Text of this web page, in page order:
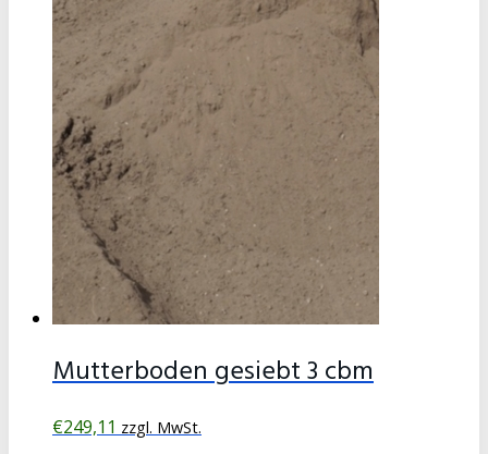
Mutterboden gesiebt 3 cbm
€249,11 zzgl. MwSt.